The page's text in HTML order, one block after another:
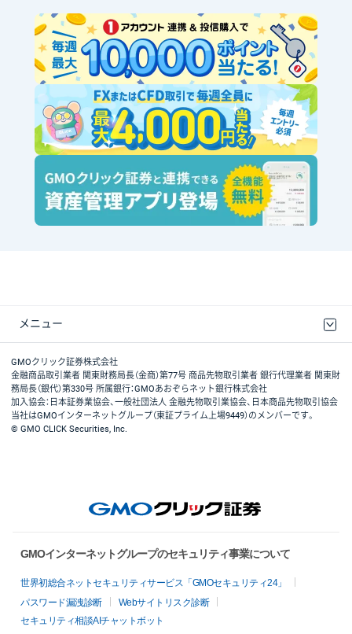
メニュー
取引規程・約款
最良執行方針
ディスクレイマー
リスク説明
GMOクリック証券ホームページ
GMOクリック証券株式会社
金融商品取引業者 関東財務局長（金商）第77号 商品先物取引業者 銀行代理業者 関東財
務局長（銀代）第330号 所属銀行：GMOあおぞらネット銀行株式会社
加入協会：日本証券業協会、一般社団法人 金融先物取引業協会、日本商品先物取引協会
当社はGMOインターネットグループ（東証プライム上場9449）のメンバーです。
© GMO CLICK Securities, Inc.
GMOインターネットグループのセキュリティ事業について
世界初総合ネットセキュリティサービス「GMOセキュリティ24」
パスワード漏洩診断
Webサイトリスク診断
セキュリティ相談AIチャットボット